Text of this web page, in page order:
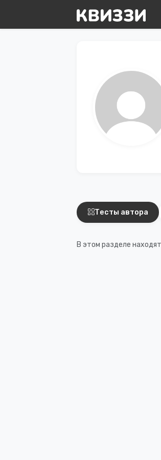
Тесты автора
В этом разделе